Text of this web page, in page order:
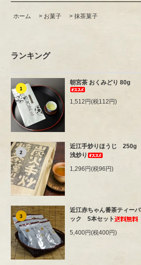
ホーム > お菓子 > 抹茶菓子
ランキング
1
朝宮茶 おくみどり 80g
1,512円(税112円)
2
近江手炒りほうじ 250g
浅炒り
1,296円(税96円)
3
近江赤ちゃん番茶ティーバ
ック 5本セット
5,400円(税400円)